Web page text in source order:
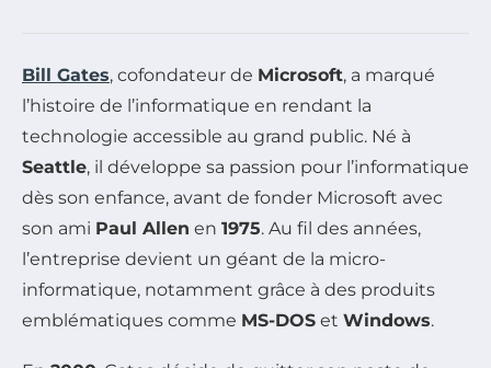
Bill Gates, cofondateur de Microsoft, a marqué
l’histoire de l’informatique en rendant la
technologie accessible au grand public. Né à
Seattle, il développe sa passion pour l’informatique
dès son enfance, avant de fonder Microsoft avec
son ami Paul Allen en 1975. Au fil des années,
l’entreprise devient un géant de la micro-
informatique, notamment grâce à des produits
emblématiques comme MS-DOS et Windows.